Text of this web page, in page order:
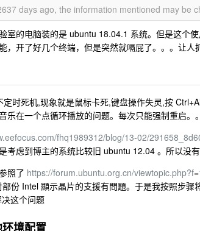
days ago, the information mentioned may be
室的电脑装的是 ubuntu 18.04.1 系统。但是这个
，开了好几个终端，但是突然就嗝屁了。。。让
时死机,现象就是鼠标卡死,键盘操作失灵,按
乐在一个点循环播放的问题。每次只能强制重启。
fhq1989312/blog/13-02/
考虑到博主的系统比较旧 ubuntu 12.04 。所以没
照了 https://forum.ubuntu.org.cn/
份 Intel 顯示晶片的支援有問題。于是我按照步
这个问题
境配置